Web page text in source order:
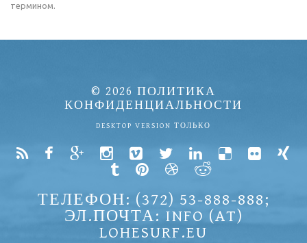
термином.
© 2026 ПОЛИТИКА
КОНФИДЕНЦИАЛЬНОСТИ
DESKTOP VERSION ТОЛЬКО
ТЕЛЕФОН: (372) 53-888-888;
ЭЛ.ПОЧТА: INFO (AT)
LOHESURF.EU